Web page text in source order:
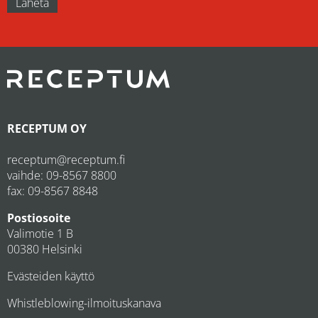
RECEPTUM OY
receptum@receptum.fi
vaihde: 09-8567 8800
fax: 09-8567 8848
Postiosoite
Valimotie 1 B
00380 Helsinki
Evästeiden käyttö
Whistleblowing-ilmoituskanava